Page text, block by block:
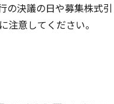
の決議の日や募集株式引
注意してください。